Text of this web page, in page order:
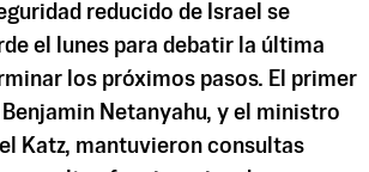
reducido de Israel se
el lunes para debatir la última
los próximos pasos. El primer
Netanyahu, y el ministro
Katz, mantuvieron consultas